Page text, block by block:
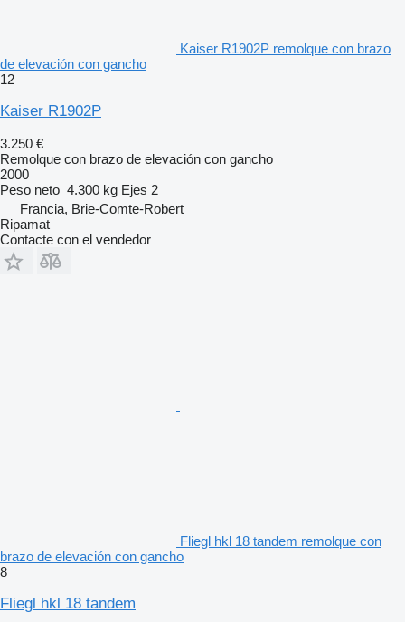
Kaiser R1902P remolque con brazo
de elevación con gancho
12
Kaiser R1902P
3.250 €
Remolque con brazo de elevación con gancho
2000
Peso neto 4.300 kg Ejes 2
Francia, Brie-Comte-Robert
Ripamat
Contacte con el vendedor
Fliegl hkl 18 tandem remolque con
brazo de elevación con gancho
8
Fliegl hkl 18 tandem